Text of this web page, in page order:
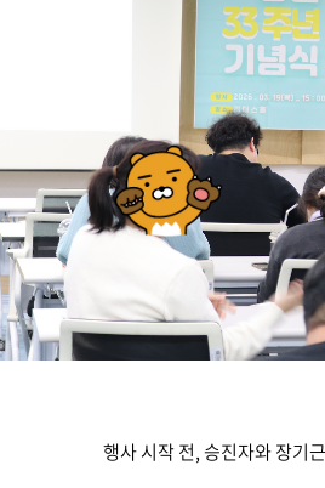
행사 시작 전, 승진자와 장기